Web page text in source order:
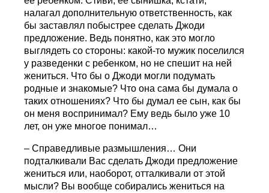
налагал дополнительную ответственность, как
бы заставлял побыстрее сделать Джоди
предложение. Ведь понятно, как это могло
выглядеть со стороны: какой-то мужик поселился
у разведенки с ребенком, но не спешит на ней
жениться. Что бы о Джоди могли подумать
родные и знакомые? Что она сама бы думала о
таких отношениях? Что бы думал ее сын, как бы
он меня воспринимал? Ему ведь было уже 10
лет, он уже многое понимал…
– Справедливые размышления… Они
подталкивали Вас сделать Джоди предложение
жениться или, наоборот, отталкивали от этой
мысли? Вы вообще собирались жениться на